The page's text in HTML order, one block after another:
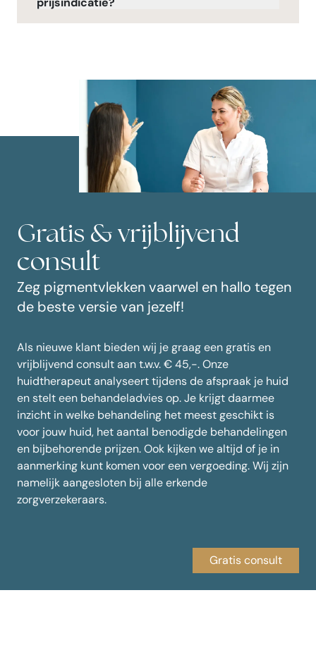
Gratis & vrijblijvend
consult
Zeg pigmentvlekken vaarwel en hallo tegen
de beste versie van jezelf!
Als nieuwe klant bieden wij je graag een gratis en
vrijblijvend consult aan t.w.v. € 45,-. Onze
huidtherapeut analyseert tijdens de afspraak je huid
en stelt een behandeladvies op. Je krijgt daarmee
inzicht in welke behandeling het meest geschikt is
voor jouw huid, het aantal benodigde behandelingen
en bijbehorende prijzen. Ook kijken we altijd of je in
aanmerking kunt komen voor een vergoeding. Wij zijn
namelijk aangesloten bij alle erkende
zorgverzekeraars.
Gratis consult